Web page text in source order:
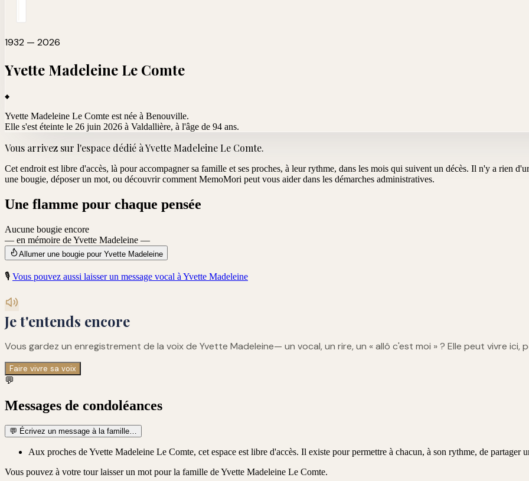
1932 — 2026
Yvette Madeleine Le Comte
Yvette Madeleine Le Comte est née à Benouville.
Elle s'est éteinte le 26 juin 2026 à Valdallière, à l'âge de 94 ans.
Vous arrivez sur l'espace dédié àYvette Madeleine Le Comte.
Cet endroit est libre d'accès, là pour accompagner sa famille et ses proches, à leur rythme, dans les mois qui suivent un décès. Il n'y a rien
une bougie, déposer un mot, ou découvrir comment MemoMori peut vous aider dans les démarches administratives.
Une flamme pour chaque pensée
Aucune bougie encore
— en mémoire de Yvette Madeleine —
Allumer une bougie pour Yvette Madeleine
🎙️ Vous pouvez aussi laisser un message vocal à Yvette Madeleine
Je t'entends encore
Vous gardez un enregistrement de la voix de Yvette Madeleine— un vocal, un rire, un « allô c'est moi » ? Elle peut vivre ici,
Faire vivre sa voix
💬
Messages de condoléances
💬 Écrivez un message à la famille…
Aux proches de Yvette Madeleine Le Comte, cet espace est libre d'accès. Il existe pour permettre à chacun, à son rythme, de
Vous pouvez à votre tour laisser un mot pour la famille deYvette Madeleine Le Comte.